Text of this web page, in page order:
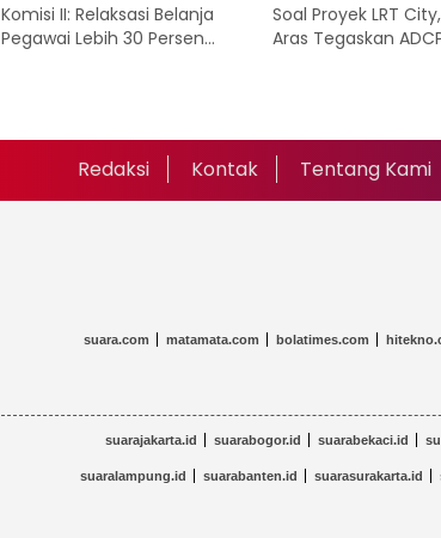
Komisi II: Relaksasi Belanja
Pegawai Lebih 30 Persen
Soal Proyek LRT
Aras Tegaskan
Redaksi Kontak Tentang Kami
suara.com matamata.com bolatimes.com
suarajakarta.id suarabogor.id suarabekaci.id
suaralampung.id suarabanten.id suarasurakarta.id